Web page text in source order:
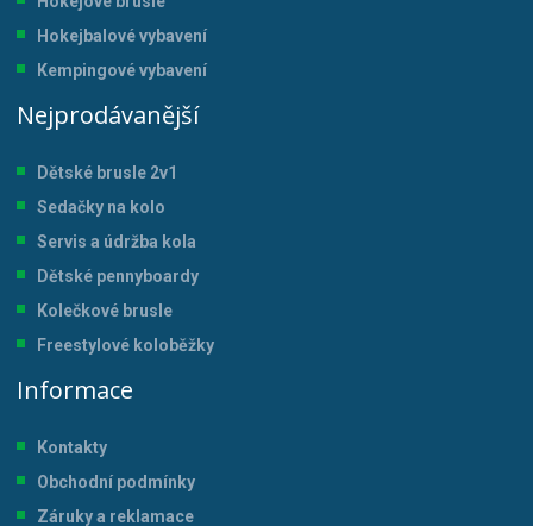
Hokejbalové vybavení
Kempingové vybavení
Nejprodávanější
Dětské brusle 2v1
Sedačky na kolo
Servis a údržba kola
Dětské pennyboardy
Kolečkové brusle
Freestylové koloběžky
Informace
Kontakty
Obchodní podmínky
Záruky a reklamace